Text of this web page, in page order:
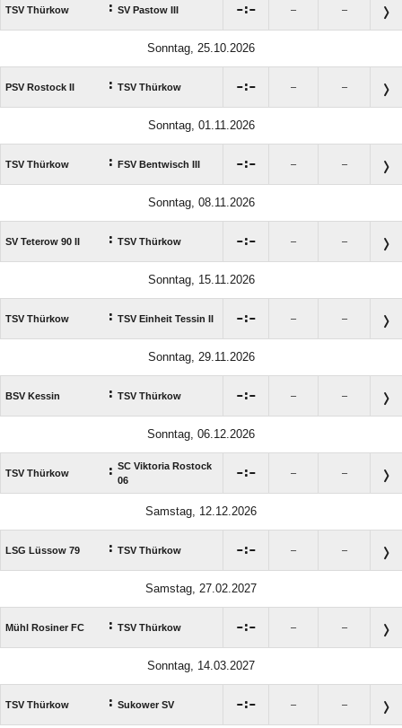
TSV Thürkow : SV Pastow III : – –
Sonntag, 25.10.2026
PSV Rostock II : TSV Thürkow : – –
Sonntag, 01.11.2026
TSV Thürkow : FSV Bentwisch III : – –
Sonntag, 08.11.2026
SV Teterow 90 II : TSV Thürkow : – –
Sonntag, 15.11.2026
TSV Thürkow : TSV Einheit Tessin II : – –
Sonntag, 29.11.2026
BSV Kessin : TSV Thürkow : – –
Sonntag, 06.12.2026
TSV Thürkow : SC Viktoria Rostock
06
: – –
Samstag, 12.12.2026
LSG Lüssow 79 : TSV Thürkow : – –
Samstag, 27.02.2027
Mühl Rosiner FC : TSV Thürkow : – –
Sonntag, 14.03.2027
TSV Thürkow : Sukower SV : – –